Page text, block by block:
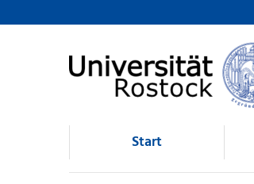
Browsen
direkt zum Inhalt
Start